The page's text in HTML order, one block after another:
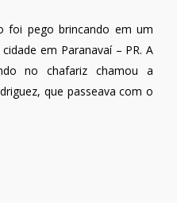
foi pego brincando em um
em Paranavaí – PR. A
no chafariz chamou a
que passeava com o